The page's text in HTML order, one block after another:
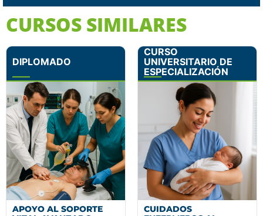
CURSOS SIMILARES
DIPLOMADO
APOYO AL SOPORTE
CURSO
UNIVERSITARIO DE
ESPECIALIZACIÓN
CUIDADOS